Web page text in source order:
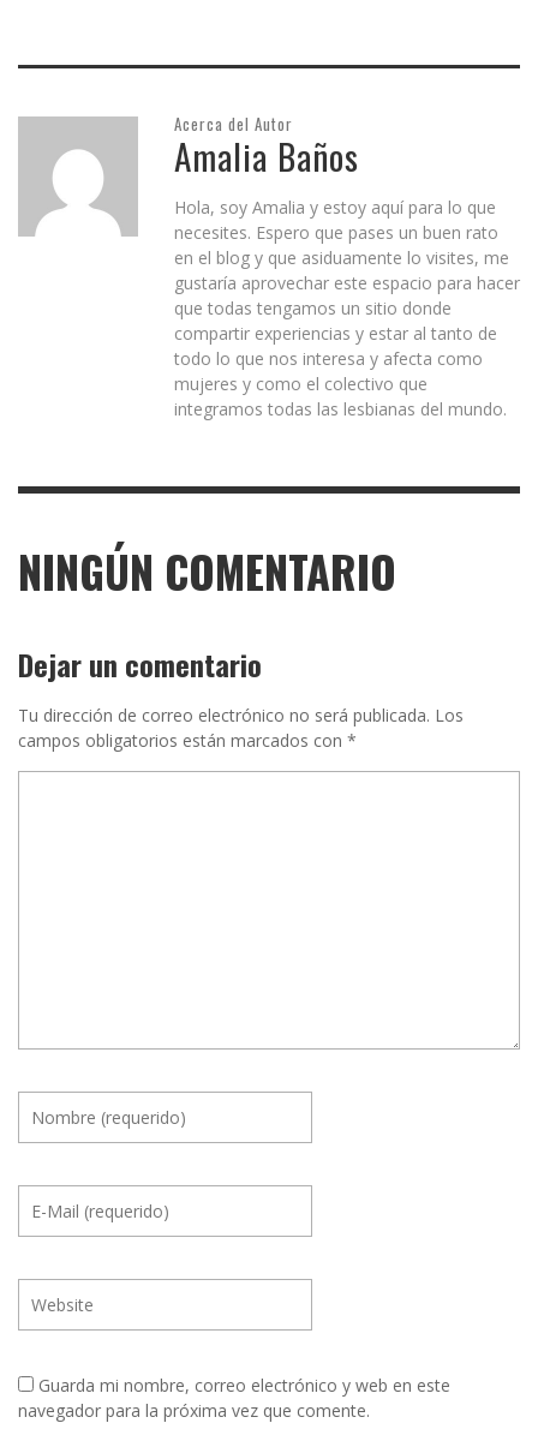
Acerca del Autor
Amalia Baños
Hola, soy Amalia y estoy aquí para lo que
necesites. Espero que pases un buen rato
en el blog y que asiduamente lo visites, me
gustaría aprovechar este espacio para hacer
que todas tengamos un sitio donde
compartir experiencias y estar al tanto de
todo lo que nos interesa y afecta como
mujeres y como el colectivo que
integramos todas las lesbianas del mundo.
NINGÚN COMENTARIO
Dejar un comentario
Tu dirección de correo electrónico no será publicada. Los
campos obligatorios están marcados con *
Guarda mi nombre, correo electrónico y web en este
navegador para la próxima vez que comente.